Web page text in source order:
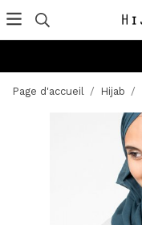
Page d'accueil / Hijab /